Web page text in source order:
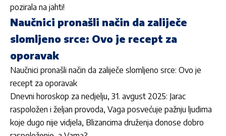
pozirala na jahti!
Naučnici pronašli način da zaliječe
slomljeno srce: Ovo je recept za
oporavak
Naučnici pronašli način da zaliječe slomljeno srce: Ovo je
recept za oporavak
Dnevni horoskop za nedjelju, 31. avgust 2025: Jarac
raspoložen i željan provoda, Vaga posvećuje pažnju ljudima
koje dugo nije vidjela, Blizancima druženja donose dobro